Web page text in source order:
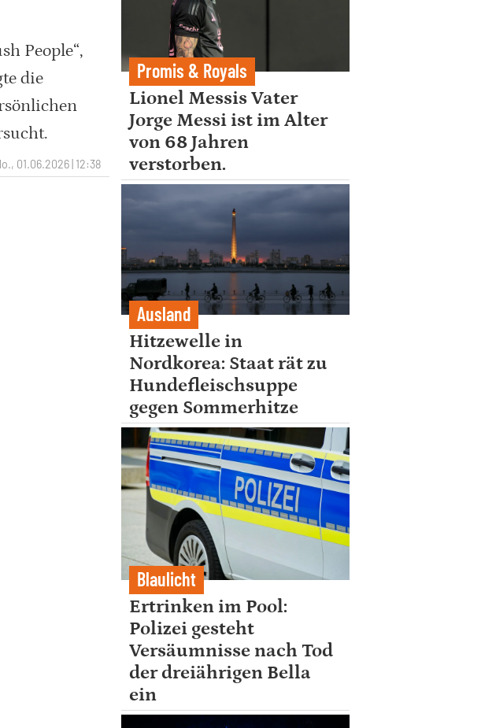
People“,
die
01.06.2026 | 12:38
Promis & Royals
Lionel Messis Vater
Jorge Messi ist im Alter
von 68 Jahren
verstorben.
Ausland
Hitzewelle in
Nordkorea: Staat rät zu
Hundefleischsuppe
gegen Sommerhitze
Blaulicht
Ertrinken im Pool:
Polizei gesteht
Versäumnisse nach Tod
der dreiährigen Bella
ein